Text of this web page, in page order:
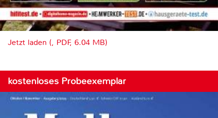
Jetzt laden (, PDF, 6.04 MB)
kostenloses Probeexemplar